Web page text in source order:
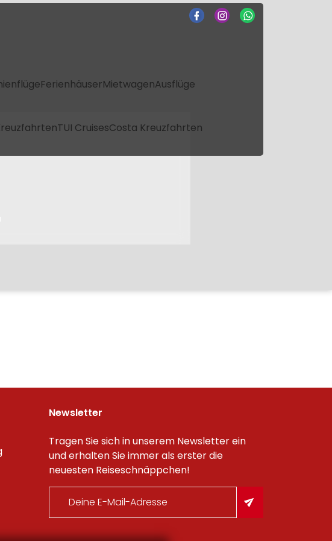
FerienhäuserMietwagenAusflüge
TUI CruisesCosta Kreuzfahrten
Newsletter
Tragen Sie sich in unserem Newsletter ein
und erhalten Sie immer als erster die
neuesten Reiseschnäppchen!